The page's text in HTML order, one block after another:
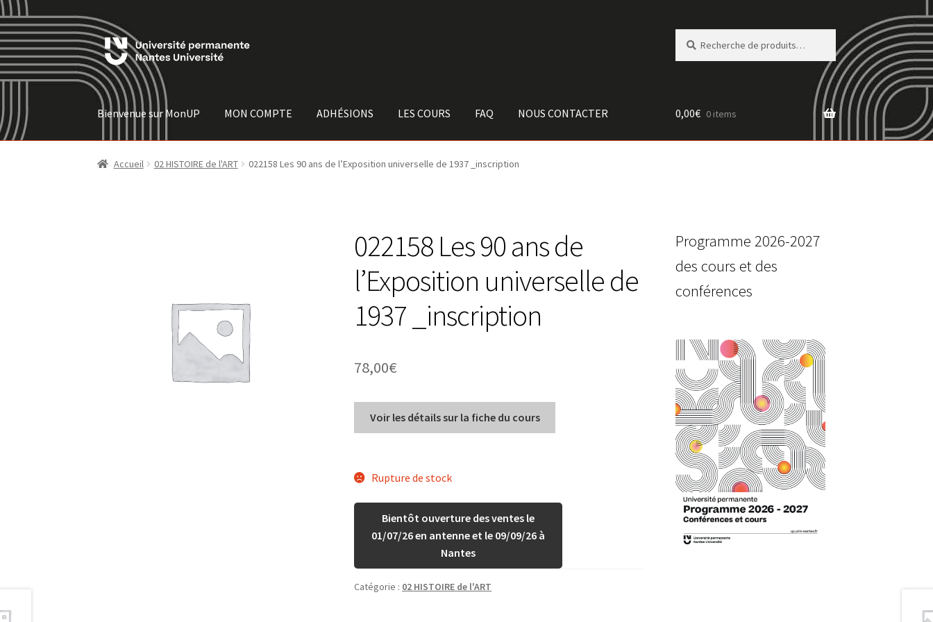
Skip
to
navigation
Skip
to
content
pour :
Bienvenue sur MonUP MON COMPTE ADHÉSIONS LES COURS FAQ NOUS CONTACTER 0,00€ 0 items
Accueil 02 HISTOIRE de l'ART 022158 Les 90 ans de l’Exposition universelle de 1937 _inscription
022158 Les 90 ans de
l’Exposition universelle de
1937 _inscription
78,00€
Voir les détails sur la fiche du cours
Rupture de stock
Bientôt ouverture des ventes le
01/07/26 en antenne et le 09/09/26 à
Nantes
Catégorie : 02 HISTOIRE de l'ART
Programme 2026-2027
des cours et des
conférences